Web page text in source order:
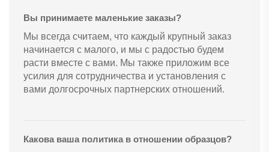
Вы принимаете маленькие заказы?
Мы всегда считаем, что каждый крупный заказ
начинается с малого, и мы с радостью будем
расти вместе с вами. Мы также приложим все
усилия для сотрудничества и установления с
вами долгосрочных партнерских отношений.
Какова ваша политика в отношении образцов?